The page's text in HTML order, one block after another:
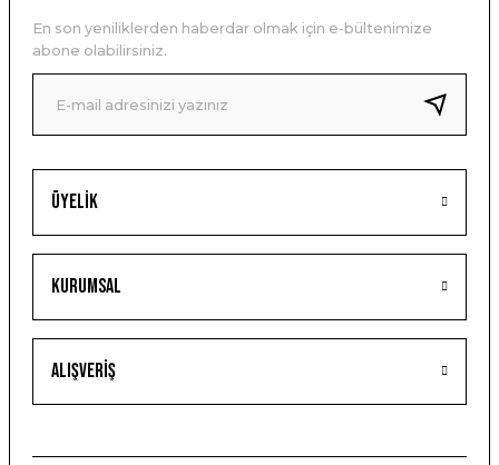
Üyelik
Kurumsal
Alışveriş
En son yeniliklerden haberdar olmak için e-bültenimize
abone olabilirsiniz.